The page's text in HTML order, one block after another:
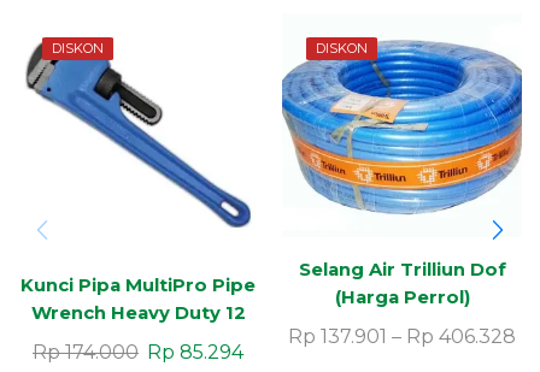
DISKON
Kunci Pipa MultiPro Pipe
Wrench Heavy Duty 12
Inch 1pc
Rp174.000 Rp 85.294
DISKON
Selang Air Trilliun Dof
(Harga Perrol)
Rp 137.901 – Rp 406.328